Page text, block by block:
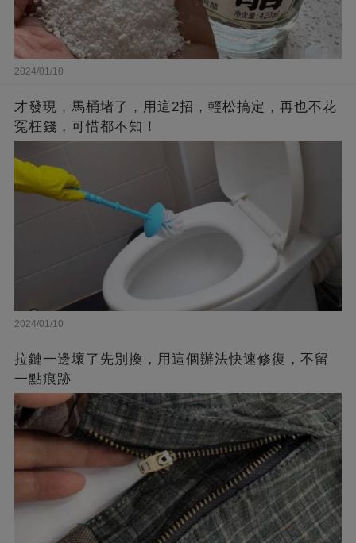
2024/01/10
才發現，馬桶堵了，用這2招，輕松搞定，再也不花
冤枉錢，可惜都不知！
2024/01/10
拉鏈一邊壞了先別換，用這個辦法快速修復，不留
一點痕跡